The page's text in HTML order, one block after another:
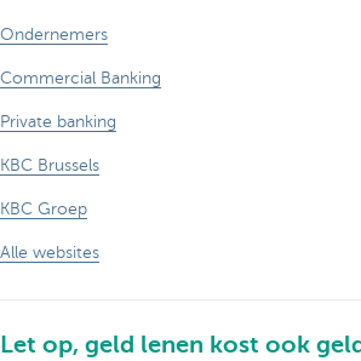
Ondernemers
Commercial Banking
Private banking
KBC Brussels
KBC Groep
Alle websites
Let op, geld lenen kost ook